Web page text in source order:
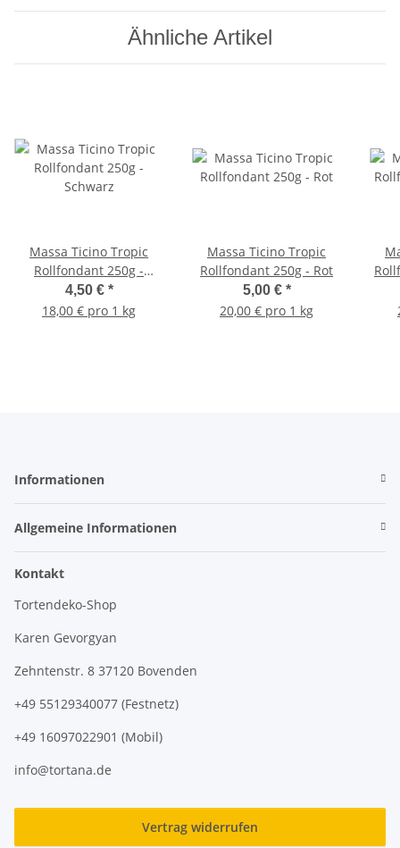
Ähnliche Artikel
Massa Ticino Tropic
Rollfondant 250g -
Schwarz
4,50 € *
18,00 € pro 1 kg
Massa Ticino Tropic
Rollfondant 250g - Rot
5,00 € *
20,00 € pro 1 kg
Informationen
Allgemeine Informationen
Kontakt
Tortendeko-Shop
Karen Gevorgyan
Zehntenstr. 8 37120 Bovenden
+49 55129340077 (Festnetz)
+49 16097022901 (Mobil)
info@tortana.de
Vertrag widerrufen